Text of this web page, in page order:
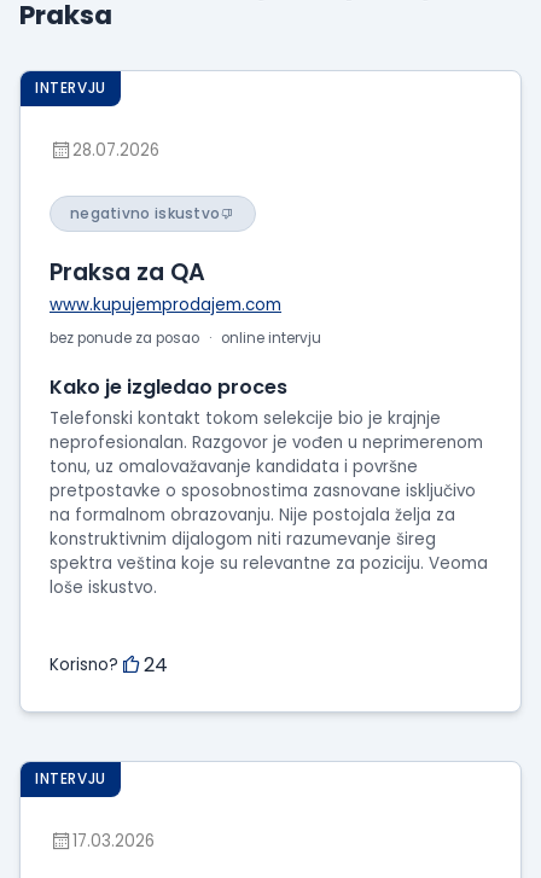
Prikaži
o
radu
Prikaži
intervjua
Praksa
INTERVJU
28.07.2026
negativno iskustvo
Praksa za QA
www.kupujemprodajem.com
bez ponude za posao online intervju
Kako je izgledao proces
Telefonski kontakt tokom selekcije bio je krajnje
neprofesionalan. Razgovor je vođen u neprimerenom
tonu, uz omalovažavanje kandidata i površne
pretpostavke o sposobnostima zasnovane isključivo
na formalnom obrazovanju. Nije postojala želja za
konstruktivnim dijalogom niti razumevanje šireg
spektra veština koje su relevantne za poziciju. Veoma
loše iskustvo.
Korisno? 24
INTERVJU
17.03.2026